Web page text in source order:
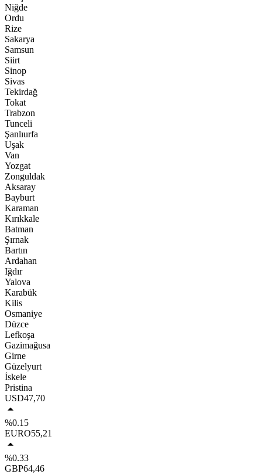
Niğde
Ordu
Rize
Sakarya
Samsun
Siirt
Sinop
Sivas
Tekirdağ
Tokat
Trabzon
Tunceli
Şanlıurfa
Uşak
Van
Yozgat
Zonguldak
Aksaray
Bayburt
Karaman
Kırıkkale
Batman
Şırnak
Bartın
Ardahan
Iğdır
Yalova
Karabük
Kilis
Osmaniye
Düzce
Lefkoşa
Gazimağusa
Girne
Güzelyurt
İskele
Pristina
USD47,70
%0.15
EURO55,21
%0.33
GBP64,46